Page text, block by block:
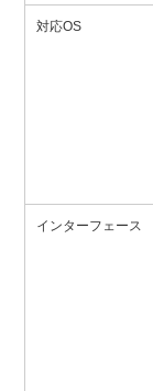
対応OS
インターフェース